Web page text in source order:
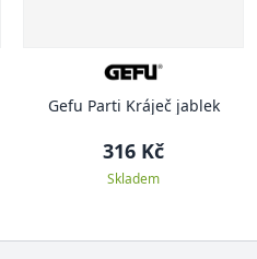
Gefu Parti Kráječ jablek
316 Kč
Skladem